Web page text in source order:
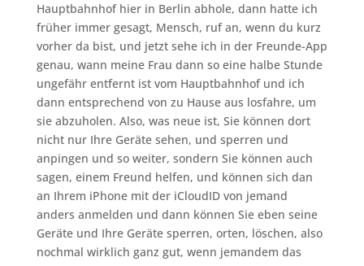
Hauptbahnhof hier in Berlin abhole, dann hatte ich
früher immer gesagt, Mensch, ruf an, wenn du kurz
vorher da bist, und jetzt sehe ich in der Freunde-App
genau, wann meine Frau dann so eine halbe Stunde
ungefähr entfernt ist vom Hauptbahnhof und ich
dann entsprechend von zu Hause aus losfahre, um
sie abzuholen. Also, was neue ist, Sie können dort
nicht nur Ihre Geräte sehen, und sperren und
anpingen und so weiter, sondern Sie können auch
sagen, einem Freund helfen, und können sich dan
an Ihrem iPhone mit der iCloudID von jemand
anders anmelden und dann können Sie eben seine
Geräte und Ihre Geräte sperren, orten, löschen, also
nochmal wirklich ganz gut, wenn jemandem das